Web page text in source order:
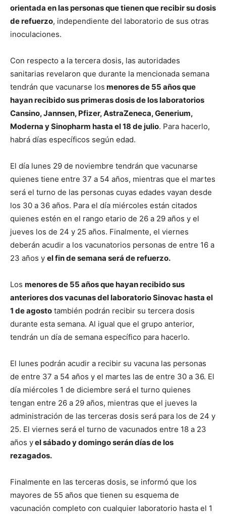
orientada en las personas que tienen que recibir su dosis
de refuerzo, independiente del laboratorio de sus otras
inoculaciones.
Con respecto a la tercera dosis, las autoridades
sanitarias revelaron que durante la mencionada semana
tendrán que vacunarse los menores de 55 años que
hayan recibido sus primeras dosis de los laboratorios
Cansino, Jannsen, Pfizer, AstraZeneca, Generium,
Moderna y Sinopharm hasta el 18 de julio. Para hacerlo,
habrá días específicos según edad.
El día lunes 29 de noviembre tendrán que vacunarse
quienes tiene entre 37 a 54 años, mientras que el martes
será el turno de las personas cuyas edades vayan desde
los 30 a 36 años. Para el día miércoles están citados
quienes estén en el rango etario de 26 a 29 años y el
jueves los de 24 y 25 años. Finalmente, el viernes
deberán acudir a los vacunatorios personas de entre 16 a
23 años y el fin de semana será de refuerzo.
Los menores de 55 años que hayan recibido sus
anteriores dos vacunas del laboratorio Sinovac hasta el
1 de agosto también podrán recibir su tercera dosis
durante esta semana. Al igual que el grupo anterior,
tendrán un día de semana específico para hacerlo.
El lunes podrán acudir a recibir su vacuna las personas
de entre 37 a 54 años y el martes las de entre 30 a 36. El
día miércoles 1 de diciembre será el turno quienes
tengan entre 26 a 29 años, mientras que el jueves la
administración de las terceras dosis será para los de 24 y
25. El viernes será el turno de vacunados entre 18 a 23
años yel sábado y domingo serán días de los
rezagados.
Finalmente en las terceras dosis, se informó que los
mayores de 55 años que tienen su esquema de
vacunación completo con cualquier laboratorio hasta el 1